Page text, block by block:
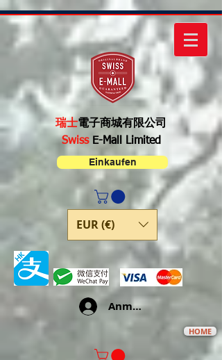
瑞士電子商城有限公司
Swiss E-Mall Limited
Einkaufen
EUR (€)
Anmelden
HOME